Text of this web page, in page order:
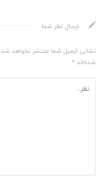
ارسال نظر شما
نشانی ایمیل شما منتشر نخواهد شد.
شده‌اند*